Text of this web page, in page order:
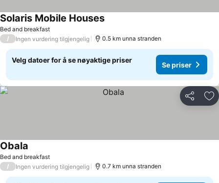
Bed and breakfast
Solaris Mobile Houses
/ Ingen vurdering tilgjengelig 0.5 km unna stranden
Velg datoer for å se nøyaktige priser
Se priser
Del
Bed and breakfast
Obala
/ Ingen vurdering tilgjengelig 0.7 km unna stranden